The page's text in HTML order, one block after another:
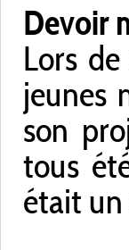
Devoir
Lors
jeunes
son
tous
était